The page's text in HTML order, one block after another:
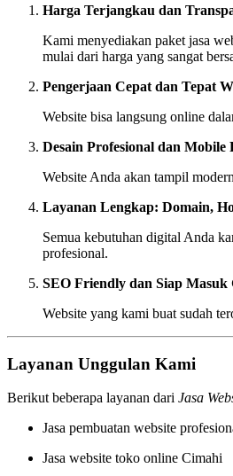
Harga Terjangkau dan
Kami menyediakan paket jasa
mulai dari harga yang sangat
Pengerjaan Cepat dan Tepat
Website bisa langsung online
Desain Profesional dan Mobile
Website Anda akan tampil
Layanan Lengkap: Domain,
Semua kebutuhan digital Anda
profesional.
SEO Friendly dan Siap Masuk
Website yang kami buat sudah
Layanan Unggulan Kami
Berikut beberapa layanan dari Jasa
Jasa pembuatan website
Jasa website toko online Cimahi